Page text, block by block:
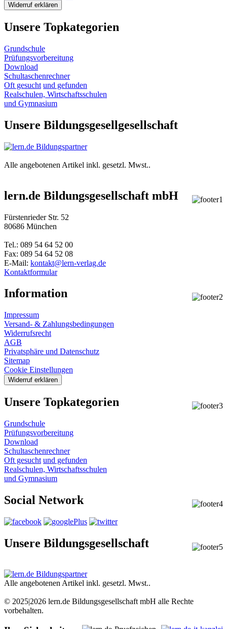
Widerruf erklären
Unsere Topkategorien
Grundschule
Prüfungsvorbereitung
Download
Schultaschenrechner
Oft gesucht und gefunden
Realschulen, Wirtschaftsschulen
und Gymnasium
Unsere Bildungsgesellgesellschaft
Alle angebotenen Artikel inkl. gesetzl. Mwst..
lern.de Bildungsgesellschaft mbH
Fürstenrieder Str. 52
80686 München
Tel.: 089 54 64 52 00
Fax: 089 54 64 52 08
E-Mail: kontakt@lern-verlag.de
Kontaktformular
Information
Impressum
Versand- & Zahlungsbedingungen
Widerrufsrecht
AGB
Privatsphäre und Datenschutz
Sitemap
Cookie Einstellungen
Widerruf erklären
Unsere Topkategorien
Grundschule
Prüfungsvorbereitung
Download
Schultaschenrechner
Oft gesucht und gefunden
Realschulen, Wirtschaftsschulen
und Gymnasium
Social Network
Unsere Bildungsgesellschaft
Alle angebotenen Artikel inkl. gesetzl. Mwst..
© 2025|2026 lern.de Bildungsgesellschaft mbH alle Rechte
vorbehalten.